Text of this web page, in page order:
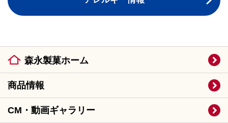
森永製菓ホーム
商品情報
CM・動画ギャラリー